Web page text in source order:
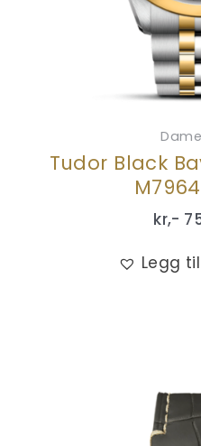
Tudor Black
kr,-
Legg